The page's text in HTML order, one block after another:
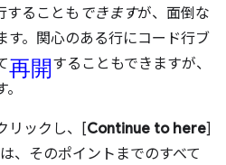
することも できますが、面倒な
す。関心のある行にコード行ブ
再開することもできますが、
リックし、[Continue to here]
、そのポイントまでのすべて